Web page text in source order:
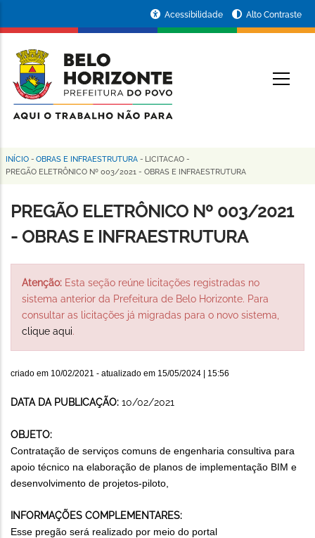
conteúdo
principal
da
Prefeitura
de
Horizonte
Acessibilidade Alto Contraste
Trilha
navegação
INÍCIO - OBRAS E INFRAESTRUTURA - LICITACAO -
PREGÃO ELETRÔNICO Nº 003/2021 - OBRAS E INFRAESTRUTURA
PREGÃO ELETRÔNICO Nº 003/2021
- OBRAS E INFRAESTRUTURA
Atenção: Esta seção reúne licitações registradas no
sistema anterior da Prefeitura de Belo Horizonte. Para
consultar as licitações já migradas para o novo sistema,
clique aqui.
criado em 10/02/2021 - atualizado em 15/05/2024 | 15:56
DATA DA PUBLICAÇÃO: 10/02/2021
OBJETO:
Contratação de serviços comuns de engenharia consultiva para
apoio técnico na elaboração de planos de implementação BIM e
desenvolvimento de projetos-piloto,
INFORMAÇÕES COMPLEMENTARES:
Esse pregão será realizado por meio do portal